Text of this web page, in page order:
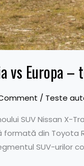
vs Europa
/ Teste
SUV Nissan X-
din Toyota
SUV-urilor